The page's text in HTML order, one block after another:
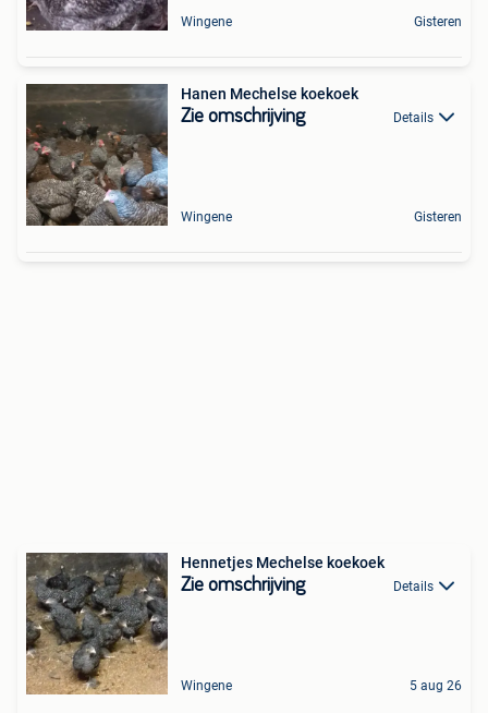
Wingene Gisteren
Hanen Mechelse koekoek
Zie omschrijving Details
Wingene Gisteren
Hennetjes Mechelse koekoek
Zie omschrijving Details
Wingene 5 aug 26